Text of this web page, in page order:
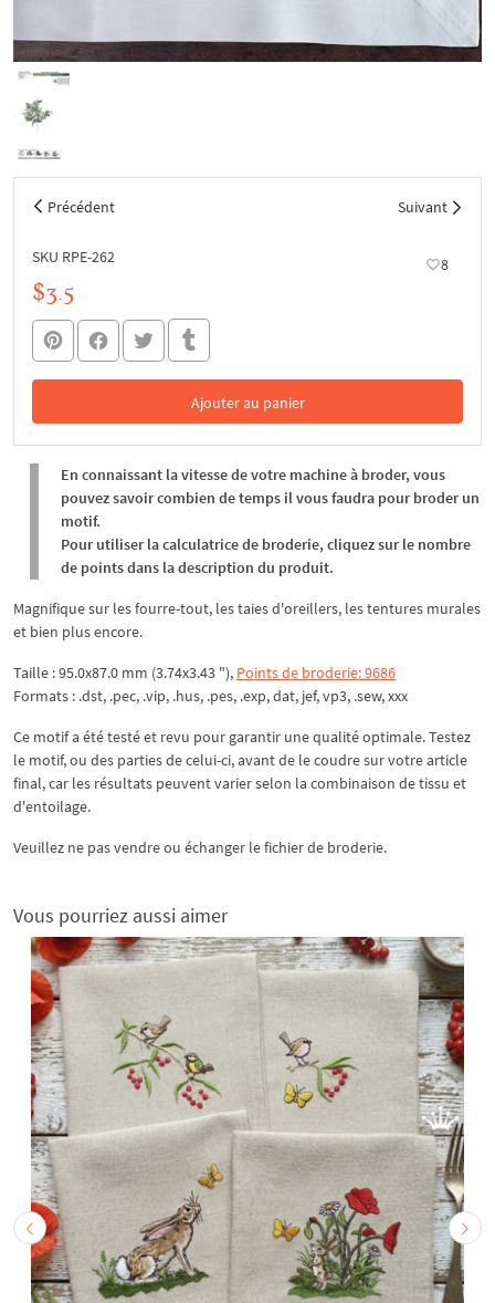
Précédent Suivant
SKU RPE-262 8
$3.5
Ajouter au panier
Dans le panier
En connaissant la vitesse de votre machine à broder, vous
pouvez savoir combien de temps il vous faudra pour broder un
motif.
Pour utiliser la calculatrice de broderie, cliquez sur le nombre
de points dans la description du produit.
Magnifique sur les fourre-tout, les taies d'oreillers, les tentures murales
et bien plus encore.
Taille : 95.0x87.0 mm (3.74x3.43 "), Points de broderie: 9686
Formats : .dst, .pec, .vip, .hus, .pes, .exp, dat, jef, vp3, .sew, xxx
Ce motif a été testé et revu pour garantir une qualité optimale. Testez
le motif, ou des parties de celui-ci, avant de le coudre sur votre article
final, car les résultats peuvent varier selon la combinaison de tissu et
d'entoilage.
Veuillez ne pas vendre ou échanger le fichier de broderie.
Vous pourriez aussi aimer